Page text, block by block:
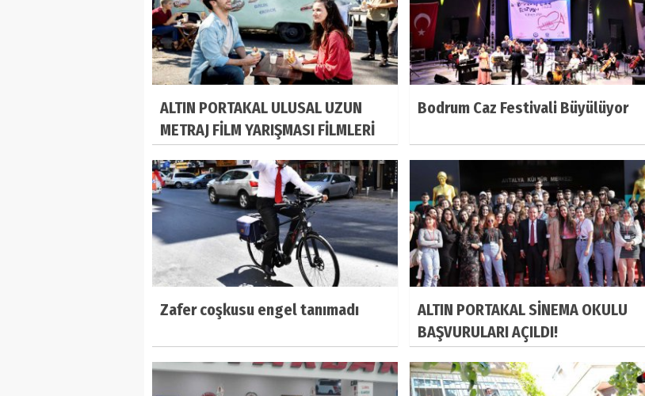
ALTIN PORTAKAL ULUSAL UZUN
METRAJ FİLM YARIŞMASI FİLMLERİ
Bodrum Caz Festivali Büyülüyor
Zafer coşkusu engel tanımadı
ALTIN PORTAKAL SİNEMA OKULU
BAŞVURULARI AÇILDI!